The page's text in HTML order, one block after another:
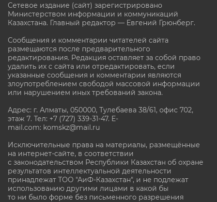
Сетевое издание (сайт) зарегистрировано
Министерством информации и коммуникаций
Казахстана. Главный редактор — Евгений Грюнберг.
Сообщения и комментарии читателей сайта
размещаются после предварительного
редактирования. Редакция оставляет за собой право
удалить их с сайта или отредактировать, если
указанные сообщения и комментарии являются
злоупотреблением свободой массовой информации
или нарушением иных требований закона.
Адрес: г. Алматы, 050000, Тулебаева 38/61, офис 702,
этаж 7. Тел: +7 (727) 339-31-47. E-
mail.com: komskz@mail.ru
Исключительные права на материалы, размещённые
на интернет-сайте, в соответствии
с законодательством Республики Казахстан об охране
результатов интеллектуальной деятельности
принадлежат ТОО "АиФ-Казахстан", и не подлежат
использованию другими лицами в какой бы
то ни было форме без письменного разрешения